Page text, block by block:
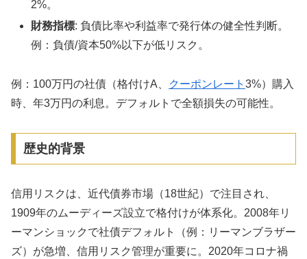
2%。
財務指標: 負債比率や利益率で発行体の健全性判断。
例：負債/資本50%以下が低リスク。
例：100万円の社債（格付けA、 クーポンレート 3%）購入
時、年3万円の利息。デフォルトで全額損失の可能性。
歴史的背景
信用リスクは、近代債券市場（18世紀）で注目され、
1909年のムーディーズ設立で格付けが体系化。2008年リ
ーマンショックで社債デフォルト（例：リーマンブラザー
ズ）が急増、信用リスク管理が重要に。2020年コロナ禍